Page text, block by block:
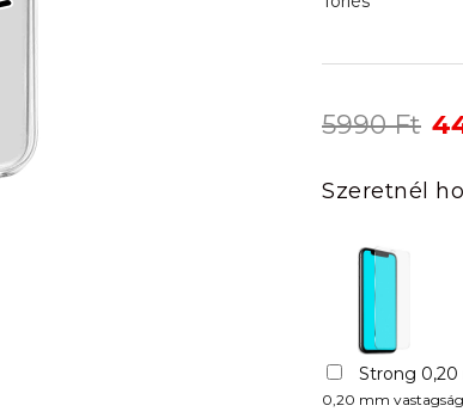
5990Ft
Szeretnél
Strong
0,20 mm